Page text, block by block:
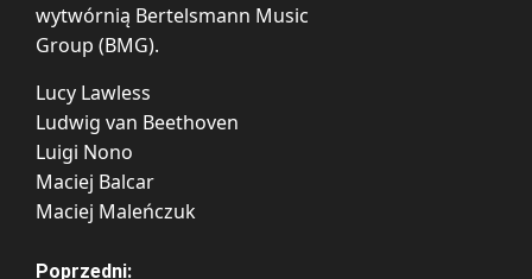
wytwórnią Bertelsmann Music
Group (BMG).
Lucy Lawless
Ludwig van Beethoven
Luigi Nono
Maciej Balcar
Maciej Maleńczuk
Poprzedni: